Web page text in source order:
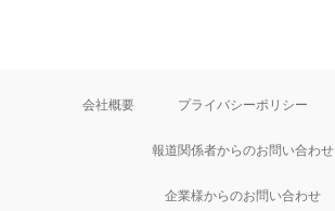
会社概要 プライバシーポリシー
報道関係者からのお問い合わせ
企業様からのお問い合わせ